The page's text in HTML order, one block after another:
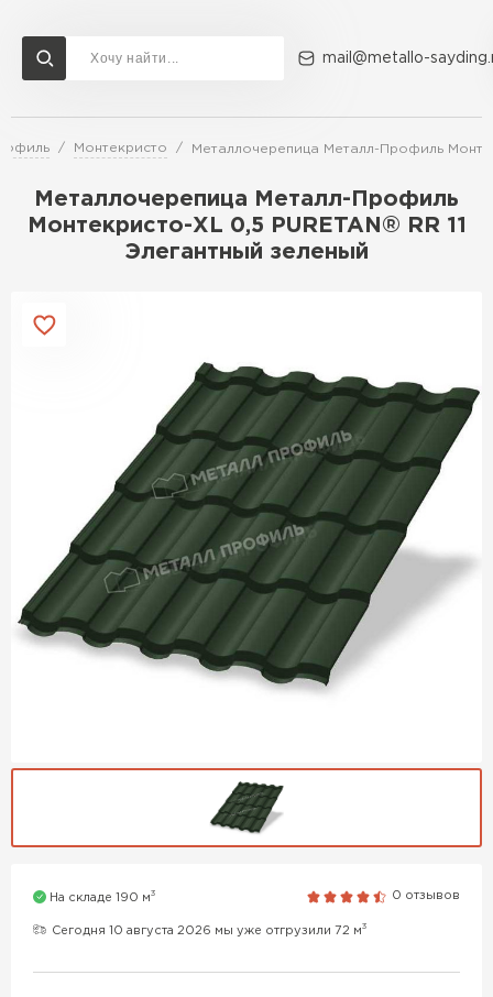
mail@metallo-
Монтекристо Металлочерепица Металл-Профиль
Металлочерепица Металл-Профиль
Монтекристо-XL 0,5 PURETAN® RR 11
Элегантный зеленый
На складе 190 м3 0 отзывов
Сегодня 10 августа 2026 мы уже отгрузили 72 м3
Доставка и оплата Акции О компании Контакты
Перейти в каталог